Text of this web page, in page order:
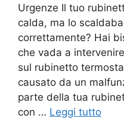
Urgenze Il tuo
calda, ma lo
correttamente? Hai
che vada a
sul rubinetto
causato da un
parte della tua
con … Leggi tutto